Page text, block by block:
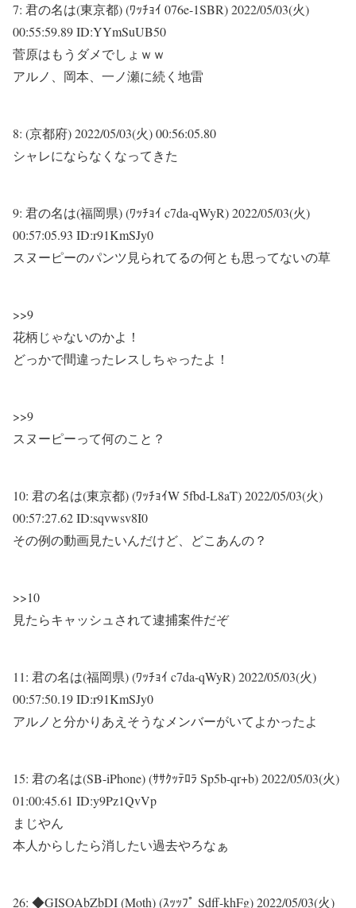
7: 君の名は(東京都) (ﾜｯﾁｮｲ 076e-1SBR)2022/05/03(火)
00:55:59.89 ID:YYmSuUB50
菅原はもうダメでしょｗｗ
アルノ、岡本、一ノ瀬に続く地雷
8: (京都府)2022/05/03(火) 00:56:05.80
シャレにならなくなってきた
9: 君の名は(福岡県) (ﾜｯﾁｮｲ c7da-qWyR)2022/05/03(火)
00:57:05.93 ID:r91KmSJy0
スヌーピーのパンツ見られてるの何とも思ってないの草
>>9
花柄じゃないのかよ！
どっかで間違ったレスしちゃったよ！
>>9
スヌーピーって何のこと？
10: 君の名は(東京都) (ﾜｯﾁｮｲW 5fbd-L8aT)2022/05/03(火)
00:57:27.62 ID:sqvwsv8I0
その例の動画見たいんだけど、どこあんの？
>>10
見たらキャッシュされて逮捕案件だぞ
11: 君の名は(福岡県) (ﾜｯﾁｮｲ c7da-qWyR)2022/05/03(火)
00:57:50.19 ID:r91KmSJy0
アルノと分かりあえそうなメンバーがいてよかったよ
15: 君の名は(SB-iPhone) (ｻｻｸｯﾃﾛﾗ Sp5b-qr+b)2022/05/03(火)
01:00:45.61 ID:y9Pz1QvVp
まじやん
本人からしたら消したい過去やろなぁ
26: ◆GISOAbZbDI (Moth) (ｽｯｯﾌﾟ Sdff-khFg)2022/05/03(火)